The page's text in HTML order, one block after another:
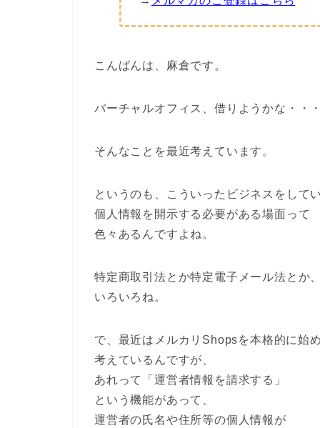
こんばんは、麻倉です。
バーチャルオフィス、借りようかな・・・
そんなことを最近考えています。
というのも、こういったビジネスをして
個人情報を開示する必要がある場面って
色々あるんですよね。
特定商取引法とか特定電子メール法とか、
いろいろね。
で、最近はメルカリShopsを本格的に始
考えているんですが、
あれって「運営者情報を請求する」
という機能があって、
運営者の氏名や住所等の個人情報が